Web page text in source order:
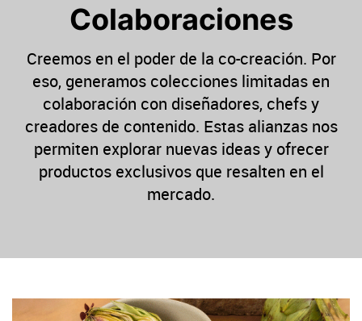
Colaboraciones
Creemos en el poder de la co-creación. Por
eso, generamos colecciones limitadas en
colaboración con diseñadores, chefs y
creadores de contenido. Estas alianzas nos
permiten explorar nuevas ideas y ofrecer
productos exclusivos que resalten en el
mercado.